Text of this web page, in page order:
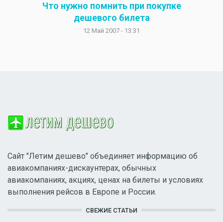
Что нужно помнить при покупке
дешевого билета
12 Май 2007 - 13:31
Сайт "Летим дешево" объединяет информацию об
авиакомпаниях-дискаунтерах, обычных
авиакомпаниях, акциях, ценах на билеты и условиях
выполнения рейсов в Европе и России.
СВЕЖИЕ СТАТЬИ